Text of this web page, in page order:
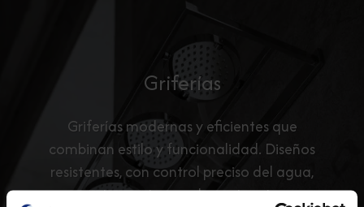
Griferías
Griferías modernas y eficientes que
combinan estilo y funcionalidad. Diseños
resistentes, con control preciso del agua,
que aportan un toque elegante a tu nueva